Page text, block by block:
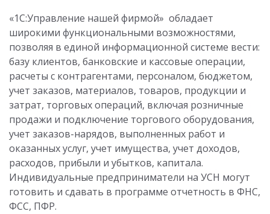
«1С:Управление нашей фирмой» обладает
широкими функциональными возможностями,
позволяя в единой информационной системе вести:
базу клиентов, банковские и кассовые операции,
расчеты с контрагентами, персоналом, бюджетом,
учет заказов, материалов, товаров, продукции и
затрат, торговых операций, включая розничные
продажи и подключение торгового оборудования,
учет заказов-нарядов, выполненных работ и
оказанных услуг, учет имущества, учет доходов,
расходов, прибыли и убытков, капитала.
Индивидуальные предприниматели на УСН могут
готовить и сдавать в программе отчетность в ФНС,
ФСС, ПФР.